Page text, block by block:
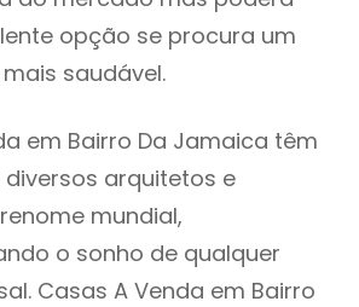
opção se procura um
saudável.
em Bairro Da Jamaica têm
arquitetos e
mundial,
o sonho de qualquer
Casas A Venda em Bairro